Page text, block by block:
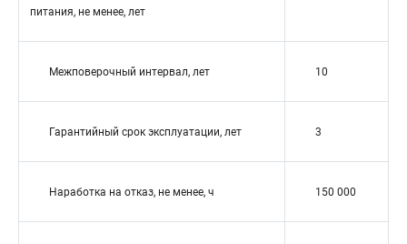
питания, не менее, лет
Межповерочный интервал, лет 10
Гарантийный срок эксплуатации, лет 3
Наработка на отказ, не менее, ч 150 000